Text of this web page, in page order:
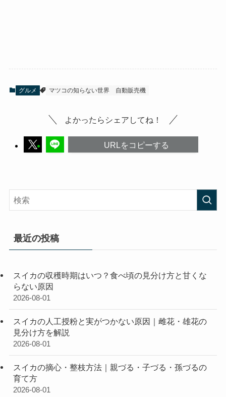
グルメ マツコの知らない世界 自動販売機
よかったらシェアしてね！
URLをコピーする
最近の投稿
スイカの収穫時期はいつ？食べ頃の見分け方と甘くな
らない原因
2026-08-01
スイカの人工授粉と実がつかない原因｜雌花・雄花の
見分け方を解説
2026-08-01
スイカの摘心・整枝方法｜親づる・子づる・孫づるの
育て方
2026-08-01